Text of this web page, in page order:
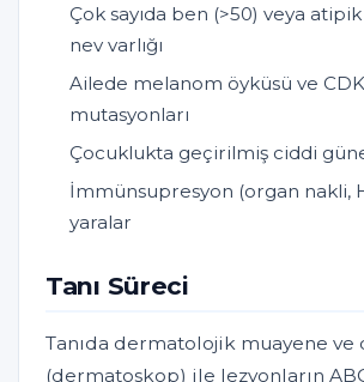
Çok sayıda ben (>50) veya
nev varlığı
Ailede melanom öyküsü ve
mutasyonları
Çocuklukta geçirilmiş ciddi
İmmünsupresyon (organ nakli,
yaralar
Tanı Süreci
Tanıda dermatolojik muayene
(dermatoskop) ile lezyonların